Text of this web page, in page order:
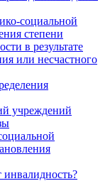
социальной
степени
в результате
или несчастного
учреждений